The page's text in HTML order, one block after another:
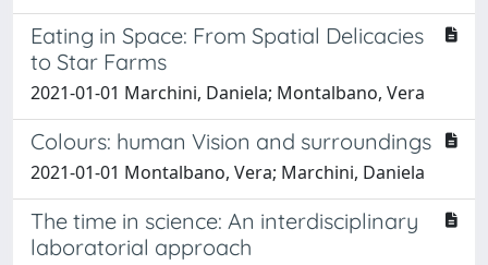
Eating in Space: From Spatial Delicacies
to Star Farms
2021-01-01 Marchini, Daniela; Montalbano, Vera
Colours: human Vision and surroundings
2021-01-01 Montalbano, Vera; Marchini, Daniela
The time in science: An interdisciplinary
laboratorial approach